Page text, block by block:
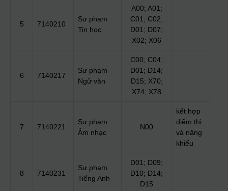
5 7140210
Sư phạm
Tin học
A00; A01;
C01; C02;
D01; D07;
X02; X06
6 7140217
Sư phạm
Ngữ văn
C00; C04;
D01; D14;
D15; X70;
X74; X78
7 7140221
Sư phạm
Âm nhạc
N00
kết hợp
điểm thi
và năng
khiếu
8 7140231
Sư phạm
Tiếng Anh
D01; D09;
D10; D14;
D15